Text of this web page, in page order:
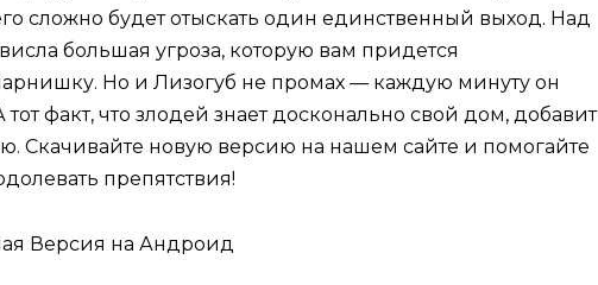
сложно будет отыскать один единственный выход. Над
большая угроза, которую вам придется
Но и Лизогуб не промах — каждую минуту он
тот факт, что злодей знает досконально свой дом, добавит
Скачивайте новую версию на нашем сайте и помогайте
препятствия!